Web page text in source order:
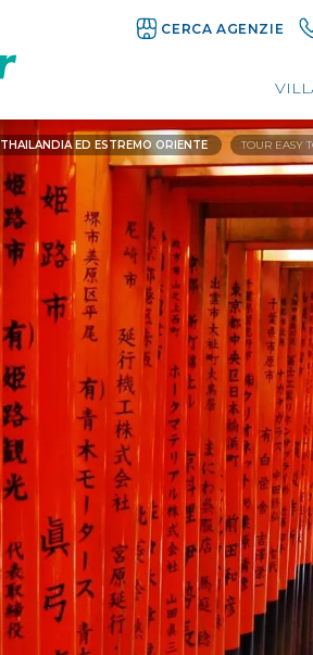
CERCA AGENZIE
THAILANDIA ED ESTREMO ORIENTE TOUR EASY